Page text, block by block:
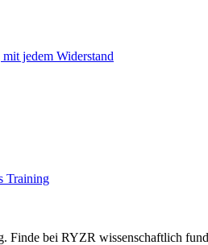
jedem Widerstand
Training
Finde bei RYZR wissenschaftlich